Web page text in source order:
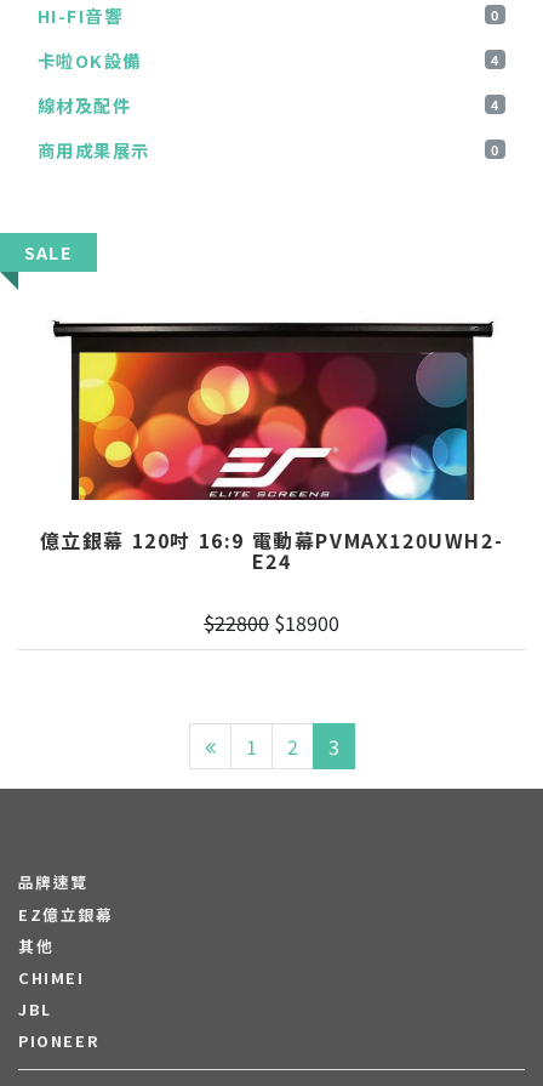
HI-FI音響 0
卡啦OK設備 4
線材及配件 4
商用成果展示 0
億立銀幕 120吋 16:9 電動幕PVMAX120UWH2-
E24
$22800 $18900
SALE
1 2 3
品牌速覽
EZ億立銀幕
其他
CHIMEI
JBL
PIONEER